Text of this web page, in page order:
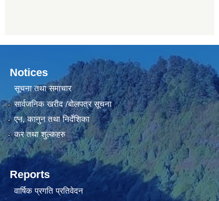
Notices
सूचना तथा समाचार
सार्वजनिक खरीद /बोलपत्र सूचना
एन, कानुन तथा निर्देशिका
कर तथा शुल्कहरु
Reports
वार्षिक प्रगति प्रतिवेदन